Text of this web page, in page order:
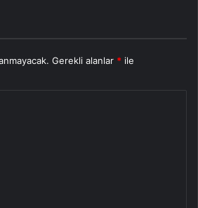
Gerekli alanlar * ile